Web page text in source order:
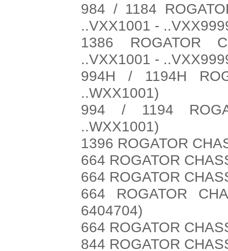
984 / 1184
..VXX1001 -
1386 ROGATOR
..VXX1001 -
994H / 1194H
..WXX1001)
994 / 1194
..WXX1001)
1396 ROGATOR
664 ROGATOR
664 ROGATOR
664 ROGATOR
6404704)
664 ROGATOR
844 ROGATOR